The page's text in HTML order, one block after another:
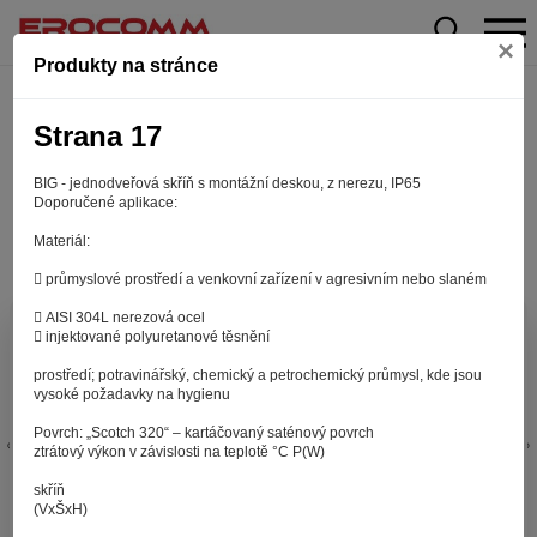
Produkty na stránce ×
Strana 17
BIG - jednodveřová skříň s montážní deskou, z nerezu, IP65
Doporučené aplikace:
Materiál:
 průmyslové prostředí a venkovní zařízení v agresivním nebo slaném
 AISI 304L nerezová ocel
 injektované polyuretanové těsnění
prostředí; potravinářský, chemický a petrochemický průmysl, kde jsou
vysoké požadavky na hygienu
Povrch: „Scotch 320“ – kartáčovaný saténový povrch
ztrátový výkon v závislosti na teplotě °C P(W)
skříň
(VxŠxH)
Aby web fungoval tak, jak ho znáte (souhlas
Záleží nám na tom, aby pro vás nakupování bylo co nejlepší
hledáte, ušetřili spoustu klikání a nezobrazovaly se vám
v zobrazení na které jste zvyklí a nemuseli se pokaždé
přihlašovat. Proto od vás potřebujeme souhlas se